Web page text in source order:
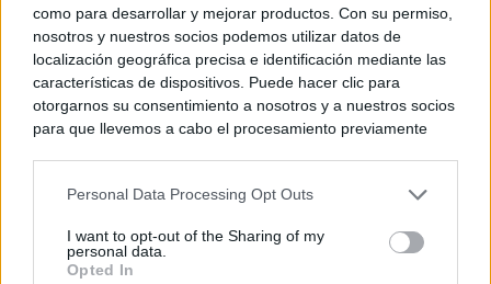
como para desarrollar y mejorar productos. Con su permiso,
nosotros y nuestros socios podemos utilizar datos de
localización geográfica precisa e identificación mediante las
características de dispositivos. Puede hacer clic para
otorgarnos su consentimiento a nosotros y a nuestros socios
para que llevemos a cabo el procesamiento previamente
negar su consentimiento. Tenga en cuenta que algún
de su consentimiento, pero usted tiene el derecho de
rechazar tal procesamiento. Sus preferencias se aplicarán
Personal Data Processing Opt Outs
I want to opt-out of the Sharing of my
personal data.
Opted In